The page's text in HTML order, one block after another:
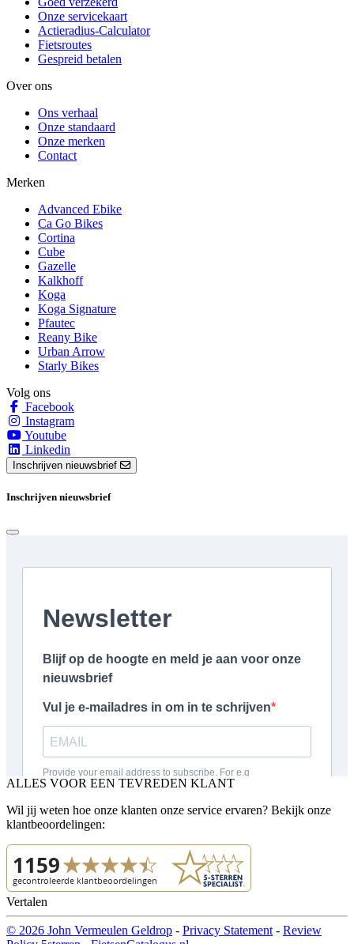
Onze servicekaart
Actieradius-Calculator
Fietsroutes
Gespreid betalen
Over ons
Ons verhaal
Onze standaard
Onze merken
Contact
Merken
Advanced Ebike
Ca Go Bikes
Cortina
Cube
Gazelle
Kalkhoff
Koga
Koga Signature
Pfautec
Reany Bike
Urban Arrow
Starly Bikes
Volg ons
Facebook
Instagram
Youtube
Linkedin
Inschrijven nieuwsbrief
Inschrijven nieuwsbrief
ALLES VOOR EEN TEVREDEN KLANT
Wil jij weten hoe onze klanten onze service ervaren? Bekijk onze
klantbeoordelingen:
Vertalen
© 2026 John Vermeulen Geldrop - Privacy Statement - Review